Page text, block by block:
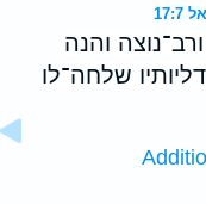
והנה
שלחה־לו